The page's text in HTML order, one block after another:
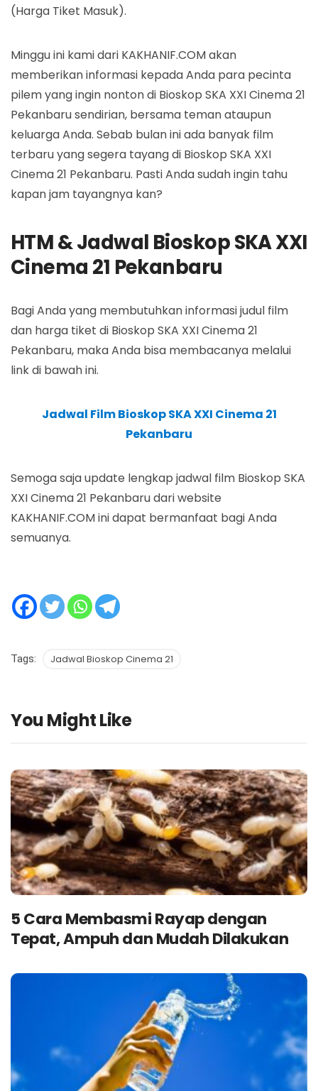
(Harga Tiket Masuk).
Minggu ini kami dari KAKHANIF.COM akan
memberikan informasi kepada Anda para pecinta
pilem yang ingin nonton di Bioskop SKA XXI Cinema 21
Pekanbaru sendirian, bersama teman ataupun
keluarga Anda. Sebab bulan ini ada banyak film
terbaru yang segera tayang di Bioskop SKA XXI
Cinema 21 Pekanbaru. Pasti Anda sudah ingin tahu
kapan jam tayangnya kan?
HTM & Jadwal Bioskop SKA XXI
Cinema 21 Pekanbaru
Bagi Anda yang membutuhkan informasi judul film
dan harga tiket di Bioskop SKA XXI Cinema 21
Pekanbaru, maka Anda bisa membacanya melalui
link di bawah ini.
Jadwal Film Bioskop SKA XXI Cinema 21
Pekanbaru
Semoga saja update lengkap jadwal film Bioskop SKA
XXI Cinema 21 Pekanbaru dari website
KAKHANIF.COM ini dapat bermanfaat bagi Anda
semuanya.
Tags: Jadwal Bioskop Cinema 21
You Might Like
5 Cara Membasmi Rayap dengan
Tepat, Ampuh dan Mudah Dilakukan